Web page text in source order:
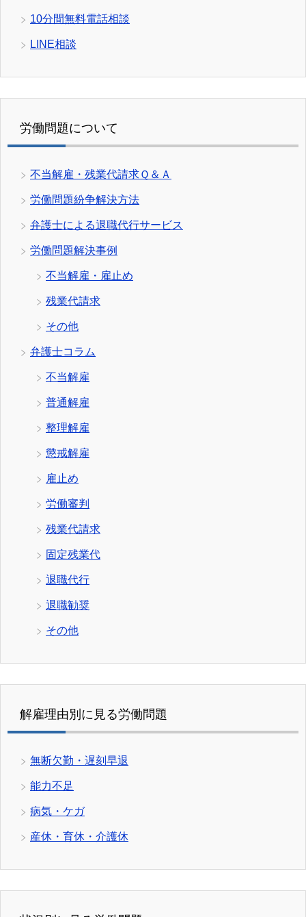
10分間無料電話相談
LINE相談
労働問題について
不当解雇・残業代請求Ｑ＆Ａ
労働問題紛争解決方法
弁護士による退職代行サービス
労働問題解決事例
不当解雇・雇止め
残業代請求
その他
弁護士コラム
不当解雇
普通解雇
整理解雇
懲戒解雇
雇止め
労働審判
残業代請求
固定残業代
退職代行
退職勧奨
その他
解雇理由別に見る労働問題
無断欠勤・遅刻早退
能力不足
病気・ケガ
産休・育休・介護休